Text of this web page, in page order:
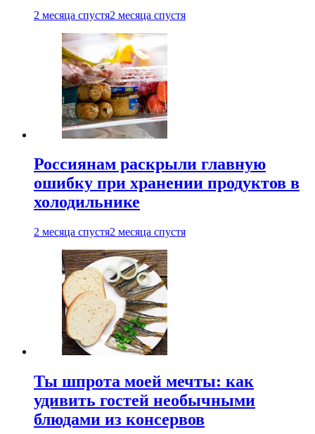
2 месяца спустя2 месяца спустя
Россиянам раскрыли главную
ошибку при хранении продуктов в
холодильнике
2 месяца спустя2 месяца спустя
Ты шпрота моей мечты: как
удивить гостей необычными
блюдами из консервов